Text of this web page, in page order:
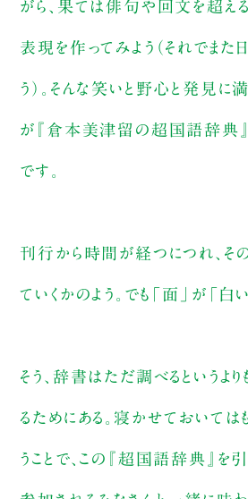
がら、果ては俳句や回文を超え
表現を作ってみよう（それでまた
う）。そんな笑いと野心と発見
が『倉本美津留の超国語辞典』
です。
刊行から時間が経つにつれ、そ
ていくかのよう。でも「面」が「白い
そう、辞書はただ調べるというよ
るためにある。寝かせておいては
うことで、この『超国語辞典』を引